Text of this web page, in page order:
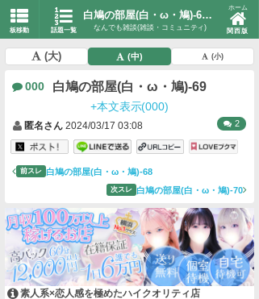
板移動 話題一覧
白鳩の部屋(白・ω・鳩)-69-37
なんでも雑談(雑談・コミュニティ)
ホーム
関西版
(大) (中) (小)
000 白鳩の部屋(白・ω・鳩)-69
+本文表示(000)
匿名さん 2024/03/17 03:08 2
前スレ 白鳩の部屋(白・ω・鳩)-68
次スレ 白鳩の部屋(白・ω・鳩)-70
素人系×恋人感を極めたハイクオリティ店